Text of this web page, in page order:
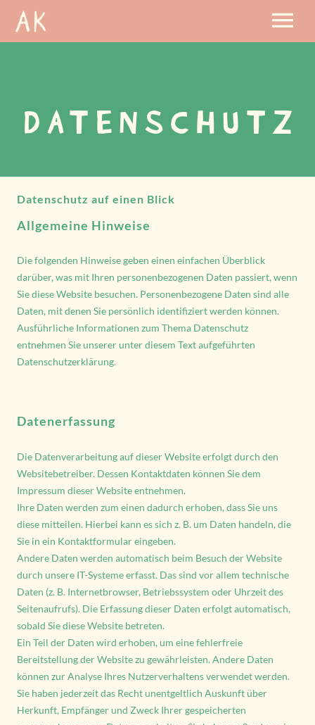
DATENSCHUTZ
Datenschutz auf einen Blick
Allgemeine Hinweise
Die folgenden Hinweise geben einen einfachen Überblick
darüber, was mit Ihren personenbezogenen Daten passiert, wenn
Sie diese Website besuchen. Personenbezogene Daten sind alle
Daten, mit denen Sie persönlich identifiziert werden können.
Ausführliche Informationen zum Thema Datenschutz
entnehmen Sie unserer unter diesem Text aufgeführten
Datenschutzerklärung.
Datenerfassung
Die Datenverarbeitung auf dieser Website erfolgt durch den
Websitebetreiber. Dessen Kontaktdaten können Sie dem
Impressum dieser Website entnehmen.
Ihre Daten werden zum einen dadurch erhoben, dass Sie uns
diese mitteilen. Hierbei kann es sich z. B. um Daten handeln, die
Sie in ein Kontaktformular eingeben.
Andere Daten werden automatisch beim Besuch der Website
durch unsere IT-Systeme erfasst. Das sind vor allem technische
Daten (z. B. Internetbrowser, Betriebssystem oder Uhrzeit des
Seitenaufrufs). Die Erfassung dieser Daten erfolgt automatisch,
sobald Sie diese Website betreten.
Ein Teil der Daten wird erhoben, um eine fehlerfreie
Bereitstellung der Website zu gewährleisten. Andere Daten
können zur Analyse Ihres Nutzerverhaltens verwendet werden.
Sie haben jederzeit das Recht unentgeltlich Auskunft über
Herkunft, Empfänger und Zweck Ihrer gespeicherten